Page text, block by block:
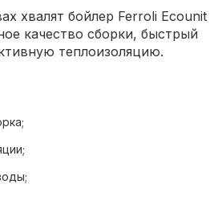
хвалят бойлер Ferroli Ecounit
качество сборки, быстрый
теплоизоляцию.